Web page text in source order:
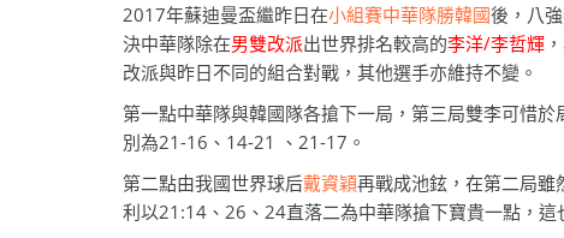
2017年蘇迪曼盃繼昨日在小組賽中華隊勝韓國後，八
決中華隊除在男雙改派出世界排名較高的李洋/李哲輝
改派與昨日不同的組合對戰，其他選手亦維持不變。
第一點中華隊與韓國隊各搶下一局，第三局雙李可惜
別為21-16、14-21 、21-17。
第二點由我國世界球后戴資穎再戰成池鉉，在第二局
利以21:14、26、24直落二為中華隊搶下寶貴一點，這